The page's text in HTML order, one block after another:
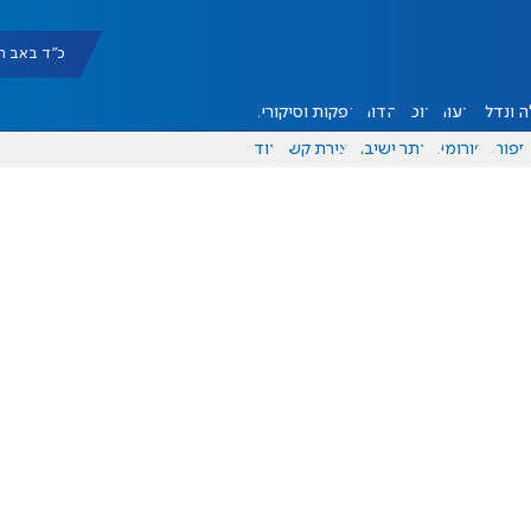
כ"ד באב תשפ"ו
ונדל"ן דעות אוכל יהדות הפקות וסיקורים
ספורט פורומים אתר ישיבה יצירת קשר עוד